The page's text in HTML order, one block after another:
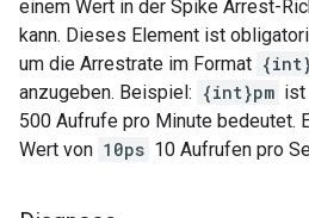
einem Wert in der Spike Arrest-
kann. Dieses Element ist
um die Arrestrate im Format
anzugeben. Beispiel: {int}pm ist
500 Aufrufe pro Minute bedeutet.
Wert von 10ps 10 Aufrufen pro